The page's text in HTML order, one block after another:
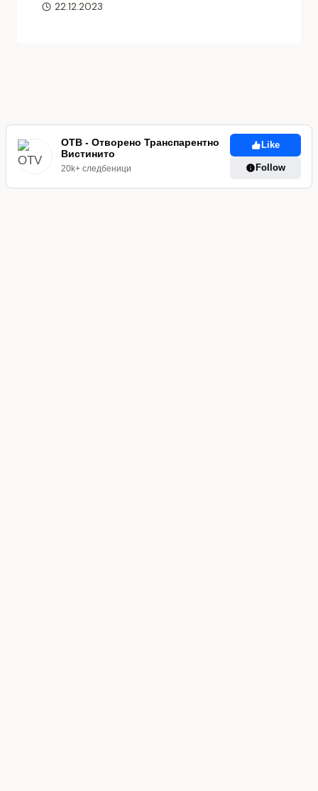
22.12.2023
ОТВ - Отворено Транспарентно
Вистинито
20k+ следбеници
Like
Follow